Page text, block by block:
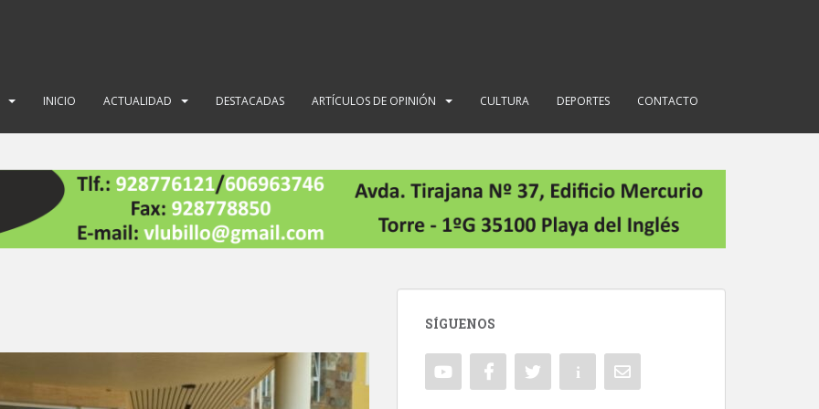
INICIO ACTUALIDAD DESTACADAS ARTÍCULOS DE OPINIÓN CULTURA DEPORTES CONTACTO
SÍGUENOS